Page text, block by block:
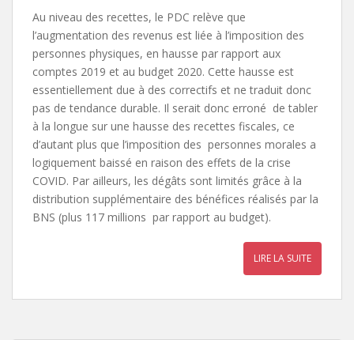
Au niveau des recettes, le PDC relève que
l’augmentation des revenus est liée à l’imposition des
personnes physiques, en hausse par rapport aux
comptes 2019 et au budget 2020. Cette hausse est
essentiellement due à des correctifs et ne traduit donc
pas de tendance durable. Il serait donc erroné de tabler
à la longue sur une hausse des recettes fiscales, ce
d’autant plus que l’imposition des personnes morales a
logiquement baissé en raison des effets de la crise
COVID. Par ailleurs, les dégâts sont limités grâce à la
distribution supplémentaire des bénéfices réalisés par la
BNS (plus 117 millions par rapport au budget).
LIRE LA SUITE